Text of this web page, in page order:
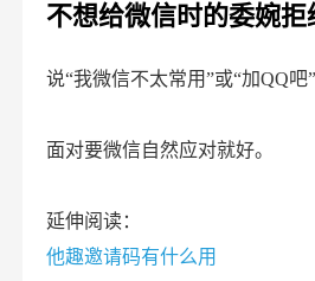
不想给微信时的委婉拒
说“我微信不太常用”或“加QQ吧”
面对要微信自然应对就好。
延伸阅读：
他趣邀请码有什么用